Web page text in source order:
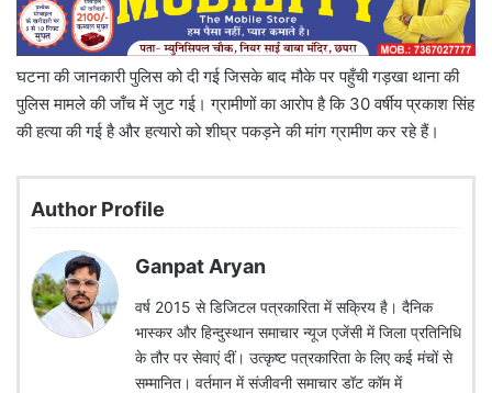
घटना की जानकारी पुलिस को दी गई जिसके बाद मौके पर पहुँची गड़खा थाना की
पुलिस मामले की जाँच में जुट गई। ग्रामीणों का आरोप है कि 30 वर्षीय प्रकाश सिंह
की हत्या की गई है और हत्यारो को शीघ्र पकड़ने की मांग ग्रामीण कर रहे हैं।
Author Profile
Ganpat Aryan
वर्ष 2015 से डिजिटल पत्रकारिता में सक्रिय है। दैनिक
भास्कर और हिन्दुस्थान समाचार न्यूज एजेंसी में जिला प्रतिनिधि
के तौर पर सेवाएं दीं। उत्कृष्ट पत्रकारिता के लिए कई मंचों से
सम्मानित। वर्तमान में संजीवनी समाचार डॉट कॉम में